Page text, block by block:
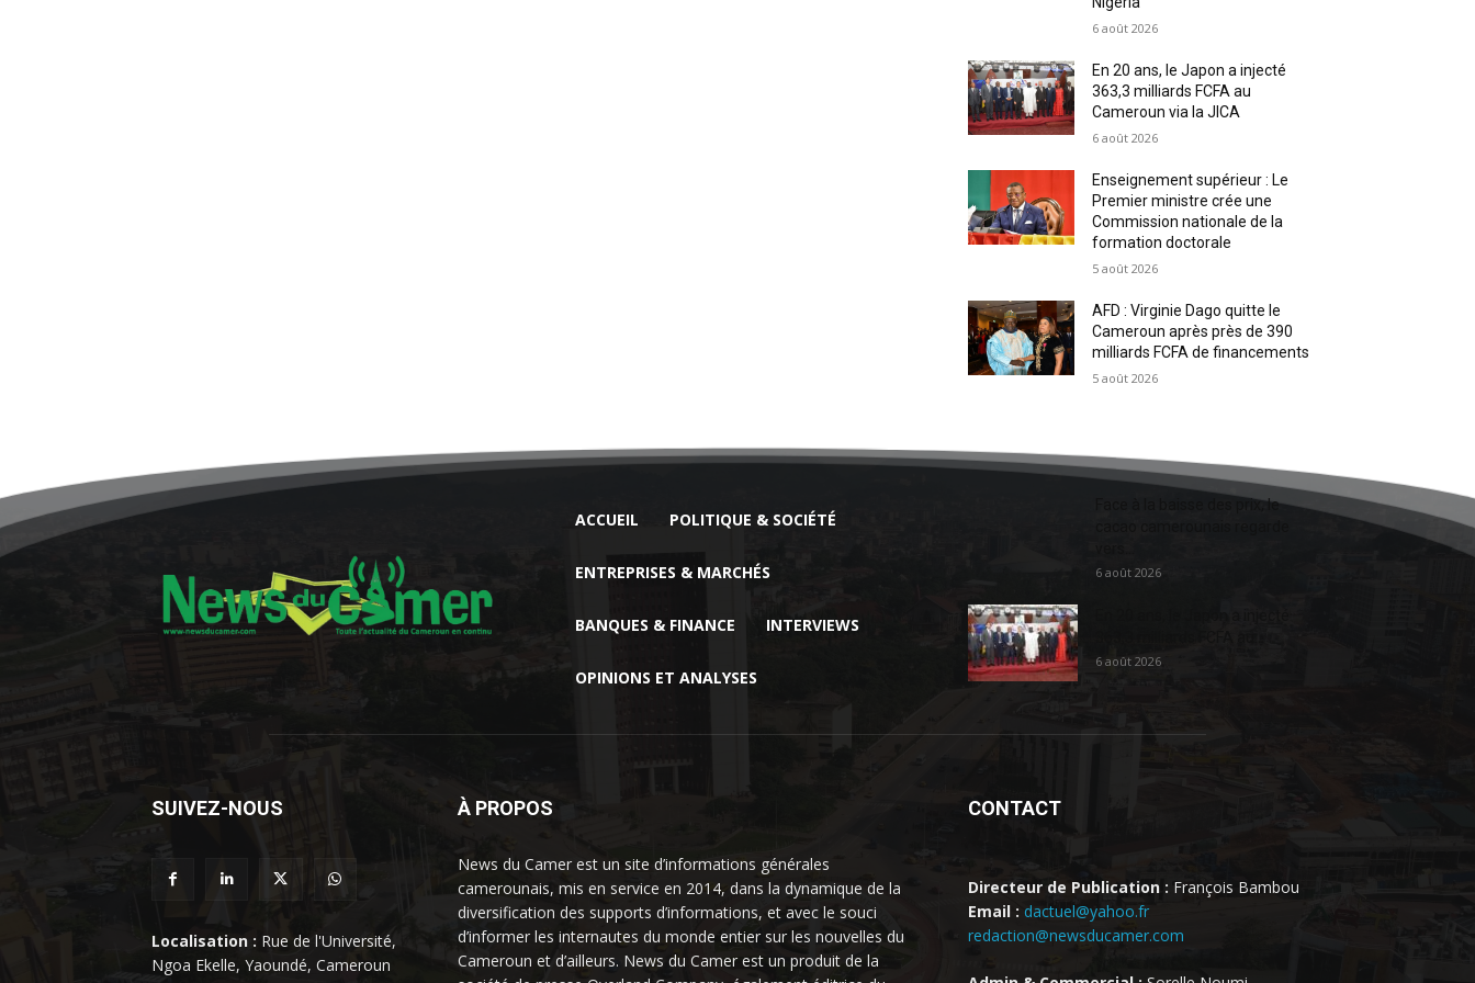
6 août 2026
En 20 ans, le Japon a injecté
363,3 milliards FCFA au
Cameroun via la JICA
6 août 2026
Enseignement supérieur : Le
Premier ministre crée une
Commission nationale de la
formation doctorale
5 août 2026
AFD : Virginie Dago quitte le
Cameroun après près de 390
milliards FCFA de financements
5 août 2026
ACCUEIL POLITIQUE & SOCIÉTÉ
ENTREPRISES & MARCHÉS
BANQUES & FINANCE INTERVIEWS
OPINIONS ET ANALYSES
Face à la baisse des prix, le
6 août 2026
6 août 2026
SUIVEZ-NOUS
Localisation : Rue de l'Université,
Ngoa Ekelle, Yaoundé, Cameroun
À PROPOS
News du Camer est un site d’informations générales
camerounais, mis en service en 2014, dans la dynamique de la
diversification des supports d’informations, et avec le souci
d’informer les internautes du monde entier sur les nouvelles du
Cameroun et d’ailleurs. News du Camer est un produit de la
CONTACT
Directeur de Publication : François Bambou
Email : dactuel@yahoo.fr
redaction@newsducamer.com